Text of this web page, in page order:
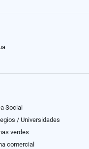
Social
/ Universidades
verdes
comercial